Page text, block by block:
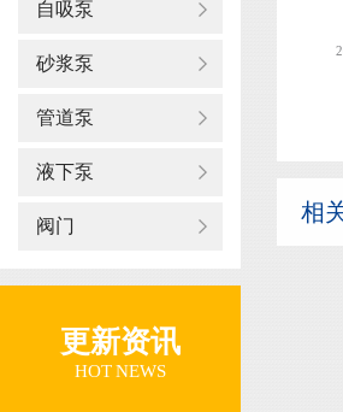
自吸泵
砂浆泵
管道泵
液下泵
阀门
更新资讯
HOT NEWS
相